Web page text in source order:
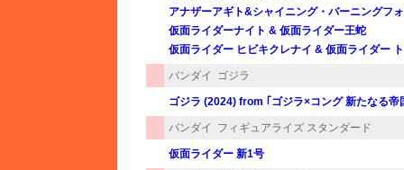
アナザーアギト&シャイニング・バーニングフ
仮面ライダーナイト & 仮面ライダー王蛇
仮面ライダー ヒビキクレナイ & 仮面ライダー
バンダイ ゴジラ
ゴジラ (2024) from ｢ゴジラ×コング 新たなる帝
バンダイ フィギュアライズ スタンダード
仮面ライダー 新1号